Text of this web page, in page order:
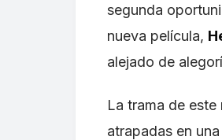
segunda
nueva película,
alejado de
La trama de
atrapadas en